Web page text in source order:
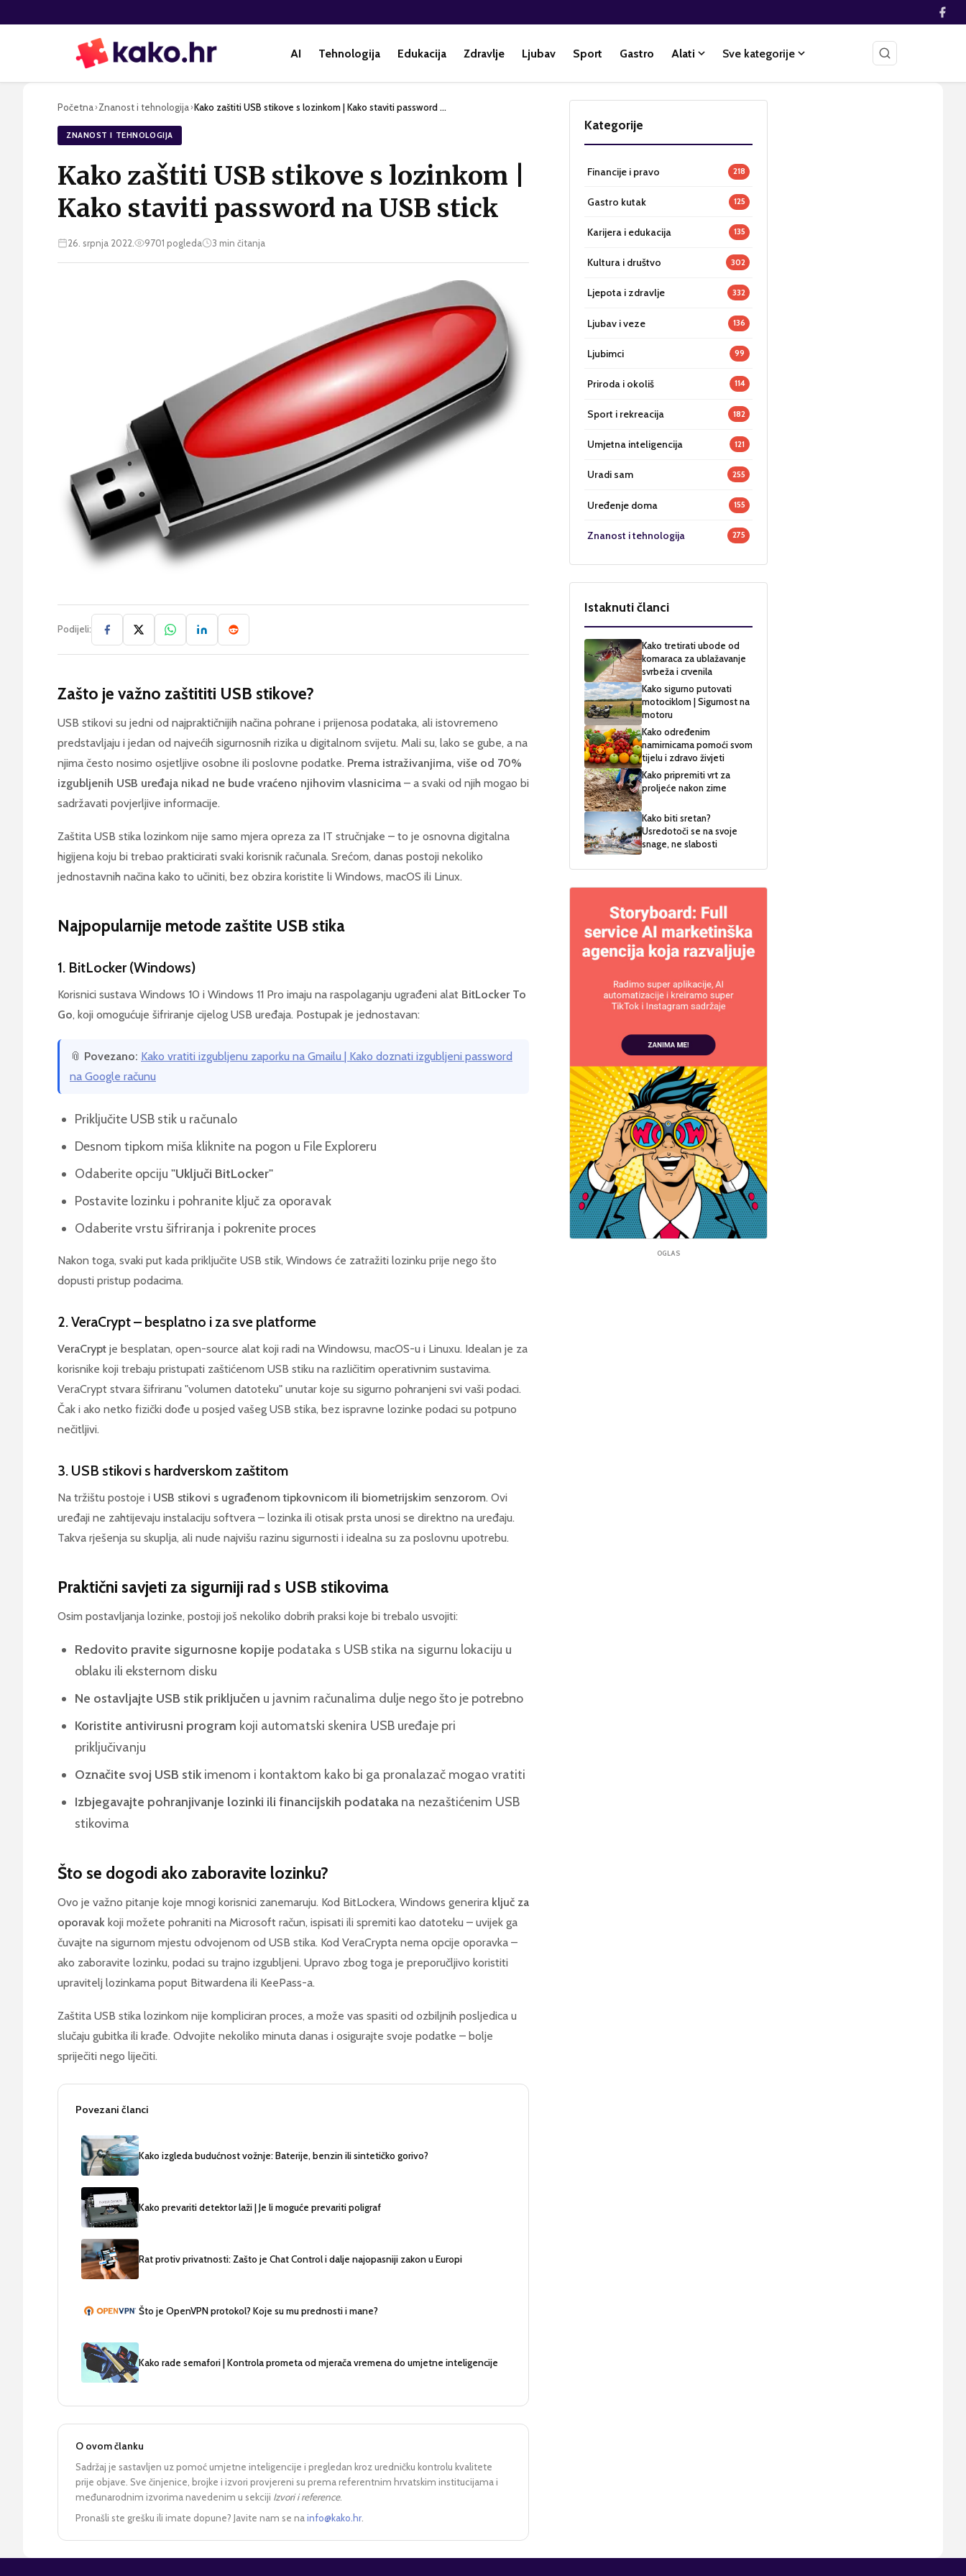
AI Tehnologija Edukacija Zdravlje Ljubav Sport Gastro Alati Sve kategorije
Početna›Znanost i tehnologija›Kako zaštiti USB stikove s lozinkom | Kako staviti password …
ZNANOST I TEHNOLOGIJA
Kako zaštiti USB stikove s lozinkom |
Kako staviti password na USB stick
26. srpnja 2022. 9701 pogleda 3 min čitanja
Podijeli:
Zašto je važno zaštititi USB stikove?
USB stikovi su jedni od najpraktičnijih načina pohrane i prijenosa podataka, ali istovremeno
predstavljaju i jedan od najvećih sigurnosnih rizika u digitalnom svijetu. Mali su, lako se gube, a na
njima često nosimo osjetljive osobne ili poslovne podatke. Prema istraživanjima, više od 70%
izgubljenih USB uređaja nikad ne bude vraćeno njihovim vlasnicima – a svaki od njih mogao bi
sadržavati povjerljive informacije.
Zaštita USB stika lozinkom nije samo mjera opreza za IT stručnjake – to je osnovna digitalna
higijena koju bi trebao prakticirati svaki korisnik računala. Srećom, danas postoji nekoliko
jednostavnih načina kako to učiniti, bez obzira koristite li Windows, macOS ili Linux.
Najpopularnije metode zaštite USB stika
1. BitLocker (Windows)
Korisnici sustava Windows 10 i Windows 11 Pro imaju na raspolaganju ugrađeni alat BitLocker To
Go, koji omogućuje šifriranje cijelog USB uređaja. Postupak je jednostavan:
📎 Povezano: Kako vratiti izgubljenu zaporku na Gmailu | Kako doznati izgubljeni password
na Google računu
Priključite USB stik u računalo
Desnom tipkom miša kliknite na pogon u File Exploreru
Odaberite opciju "Uključi BitLocker"
Postavite lozinku i pohranite ključ za oporavak
Odaberite vrstu šifriranja i pokrenite proces
Nakon toga, svaki put kada priključite USB stik, Windows će zatražiti lozinku prije nego što
dopusti pristup podacima.
2. VeraCrypt – besplatno i za sve platforme
VeraCrypt je besplatan, open-source alat koji radi na Windowsu, macOS-u i Linuxu. Idealan je za
korisnike koji trebaju pristupati zaštićenom USB stiku na različitim operativnim sustavima.
VeraCrypt stvara šifriranu "volumen datoteku" unutar koje su sigurno pohranjeni svi vaši podaci.
Čak i ako netko fizički dođe u posjed vašeg USB stika, bez ispravne lozinke podaci su potpuno
nečitljivi.
3. USB stikovi s hardverskom zaštitom
Na tržištu postoje i USB stikovi s ugrađenom tipkovnicom ili biometrijskim senzorom. Ovi
uređaji ne zahtijevaju instalaciju softvera – lozinka ili otisak prsta unosi se direktno na uređaju.
Takva rješenja su skuplja, ali nude najvišu razinu sigurnosti i idealna su za poslovnu upotrebu.
Praktični savjeti za sigurniji rad s USB stikovima
Osim postavljanja lozinke, postoji još nekoliko dobrih praksi koje bi trebalo usvojiti:
Redovito pravite sigurnosne kopije podataka s USB stika na sigurnu lokaciju u
oblaku ili eksternom disku
Ne ostavljajte USB stik priključen u javnim računalima dulje nego što je potrebno
Koristite antivirusni program koji automatski skenira USB uređaje pri
priključivanju
Označite svoj USB stik imenom i kontaktom kako bi ga pronalazač mogao vratiti
Izbjegavajte pohranjivanje lozinki ili financijskih podataka na nezaštićenim USB
stikovima
Što se dogodi ako zaboravite lozinku?
Ovo je važno pitanje koje mnogi korisnici zanemaruju. Kod BitLockera, Windows generira ključ za
oporavak koji možete pohraniti na Microsoft račun, ispisati ili spremiti kao datoteku – uvijek ga
čuvajte na sigurnom mjestu odvojenom od USB stika. Kod VeraCrypta nema opcije oporavka –
ako zaboravite lozinku, podaci su trajno izgubljeni. Upravo zbog toga je preporučljivo koristiti
upravitelj lozinkama poput Bitwardena ili KeePass-a.
Zaštita USB stika lozinkom nije kompliciran proces, a može vas spasiti od ozbiljnih posljedica u
slučaju gubitka ili krađe. Odvojite nekoliko minuta danas i osigurajte svoje podatke – bolje
spriječiti nego liječiti.
Povezani članci
Kako izgleda budućnost vožnje: Baterije, benzin ili sintetičko gorivo?
Kako prevariti detektor laži | Je li moguće prevariti poligraf
Rat protiv privatnosti: Zašto je Chat Control i dalje najopasniji zakon u Europi
Što je OpenVPN protokol? Koje su mu prednosti i mane?
Kako rade semafori | Kontrola prometa od mjerača vremena do umjetne inteligencije
O ovom članku
Sadržaj je sastavljen uz pomoć umjetne inteligencije i pregledan kroz uredničku kontrolu kvalitete
prije objave. Sve činjenice, brojke i izvori provjereni su prema referentnim hrvatskim institucijama i
međunarodnim izvorima navedenim u sekciji Izvori i reference.
Pronašli ste grešku ili imate dopune? Javite nam se nainfo@kako.hr
Kategorije
Financije i pravo 218
Gastro kutak 125
Karijera i edukacija 135
Kultura i društvo 302
Ljepota i zdravlje 332
Ljubav i veze 136
Ljubimci 99
Priroda i okoliš 114
Sport i rekreacija 182
Umjetna inteligencija 121
Uradi sam 255
Uređenje doma 155
Znanost i tehnologija 275
Istaknuti članci
Kako tretirati ubode od
komaraca za ublažavanje
svrbeža i crvenila
Kako sigurno putovati
motociklom | Sigurnost na
motoru
Kako određenim
namirnicama pomoći svom
tijelu i zdravo živjeti
Kako pripremiti vrt za
proljeće nakon zime
Kako biti sretan?
Usredotoči se na svoje
snage, ne slabosti
OGLAS